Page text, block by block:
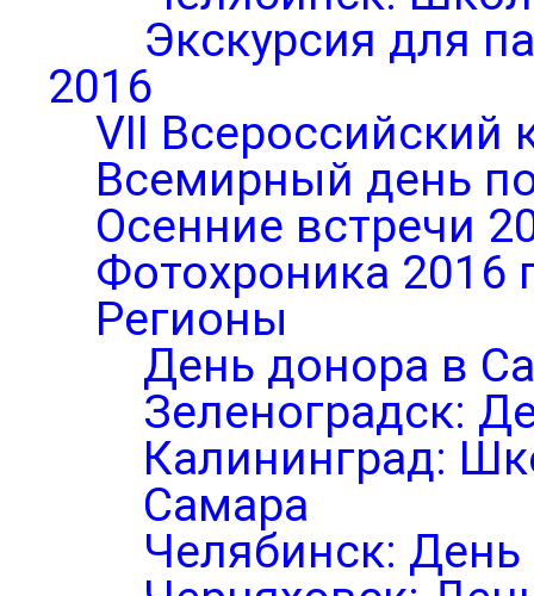
Экскурсия для
2016
VII Всероссийский
Всемирный день
Осенние встречи
Фотохроника 2016
Регионы
День донора в
Зеленоградск:
Калининград:
Самара
Челябинск: День